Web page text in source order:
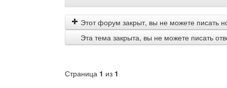
сообщения
by
Этот форум закрыт, вы не можете писать
Эта тема закрыта, вы не можете писать
Страница 1 из 1